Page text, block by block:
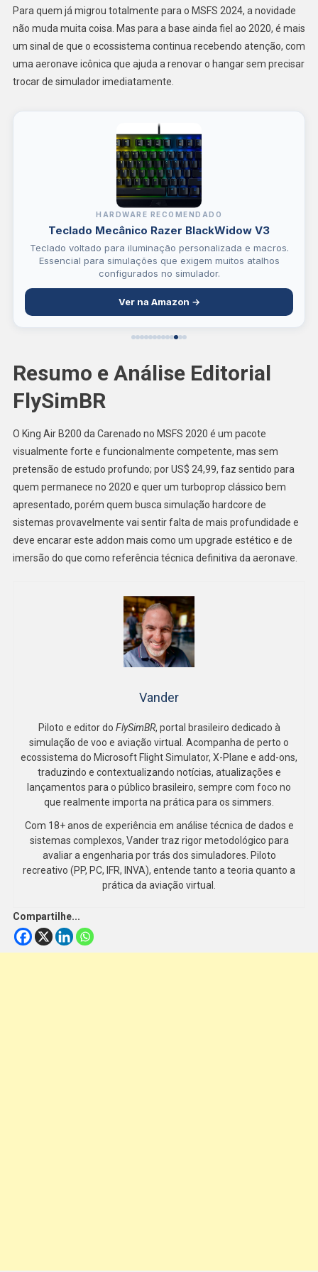
Para quem já migrou totalmente para o MSFS 2024, a novidade
não muda muita coisa. Mas para a base ainda fiel ao 2020, é mais
um sinal de que o ecossistema continua recebendo atenção, com
uma aeronave icônica que ajuda a renovar o hangar sem precisar
trocar de simulador imediatamente.
HARDWARE RECOMENDADO
Teclado Mecânico Razer BlackWidow V3
Teclado voltado para iluminação personalizada e macros.
Essencial para simulações que exigem muitos atalhos
configurados no simulador.
Ver na Amazon →
Resumo e Análise Editorial
FlySimBR
O King Air B200 da Carenado no MSFS 2020 é um pacote
visualmente forte e funcionalmente competente, mas sem
pretensão de estudo profundo; por US$ 24,99, faz sentido para
quem permanece no 2020 e quer um turboprop clássico bem
apresentado, porém quem busca simulação hardcore de
sistemas provavelmente vai sentir falta de mais profundidade e
deve encarar este addon mais como um upgrade estético e de
imersão do que como referência técnica definitiva da aeronave.
Vander
Piloto e editor do FlySimBR, portal brasileiro dedicado à
simulação de voo e aviação virtual. Acompanha de perto o
ecossistema do Microsoft Flight Simulator, X-Plane e add-ons,
traduzindo e contextualizando notícias, atualizações e
lançamentos para o público brasileiro, sempre com foco no
que realmente importa na prática para os simmers.
Com 18+ anos de experiência em análise técnica de dados e
sistemas complexos, Vander traz rigor metodológico para
avaliar a engenharia por trás dos simuladores. Piloto
recreativo (PP, PC, IFR, INVA), entende tanto a teoria quanto a
prática da aviação virtual.
Compartilhe...